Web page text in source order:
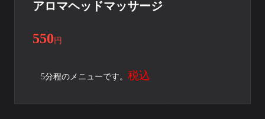
アロマヘッドマッサージ
550 円
5分程のメニューです。 税込